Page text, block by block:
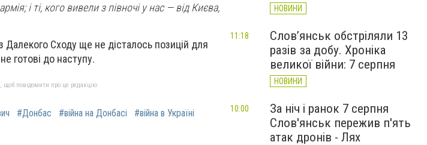
і ті, кого вивели з півночі у нас — від Києва,
Сходу ще не дісталось позицій для
готові до наступу.
щоб повідомити про це редакцію
#Донбас #війна на Донбасі
#війна в Україні
НОВИНИ
Слов’янськ обстріляли 13
разів за добу. Хроніка
великої війни: 7 серпня
НОВИНИ
11:18
За ніч і ранок 7 серпня
Слов'янськ пережив п'ять
атак дронів - Лях
10:00